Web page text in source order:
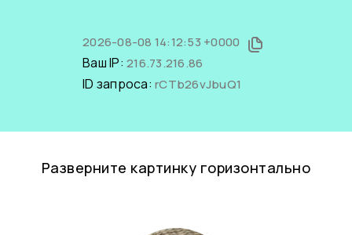
2026-08-08 14:12:53 +0000
Ваш IP: 216.73.216.86
ID запроса: rCTb26vJbuQ1
Разверните картинку горизонтально